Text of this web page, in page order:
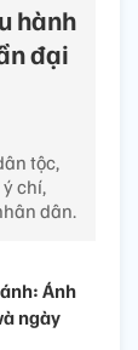
hành
đại
tộc,
chí,
dân.
Ánh
ngày